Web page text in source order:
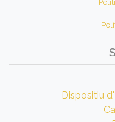
Dispositiu